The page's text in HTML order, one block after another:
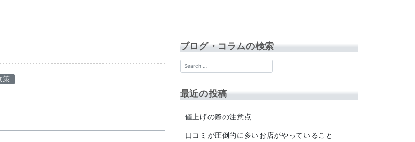
策
ブログ・コラムの検索
最近の投稿
値上げの際の注意点
口コミが圧倒的に多いお店がやっていること